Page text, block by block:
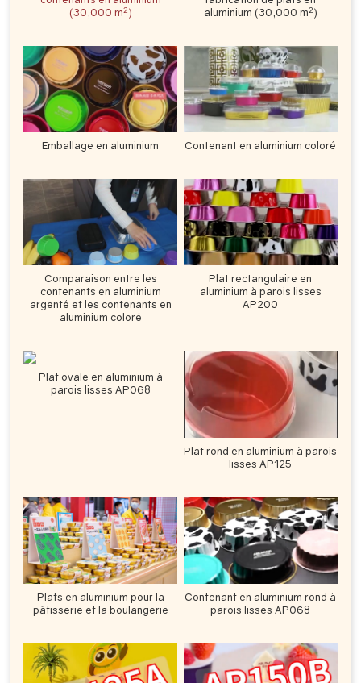
(30,000 m2)
aluminium (30,000 m2)
Emballage en aluminium Contenant en aluminium coloré
Comparaison entre les
contenants en aluminium
argenté et les contenants en
aluminium coloré
Plat rectangulaire en
aluminium à parois lisses
AP200
Plat ovale en aluminium à
parois lisses AP068
Plat rond en aluminium à parois
lisses AP125
Plats en aluminium pour la
pâtisserie et la boulangerie
Contenant en aluminium rond à
parois lisses AP068